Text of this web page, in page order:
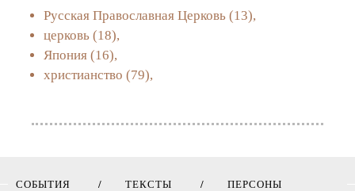
Русская Православная Церковь (13),
церковь (18),
Япония (16),
христианство (79),
СОБЫТИЯ ТЕКСТЫ
ПЕРСОНЫ